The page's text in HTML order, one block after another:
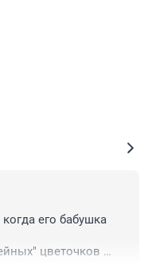
его бабушка
цветочков